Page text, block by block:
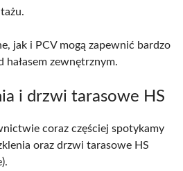
jak i PCV mogą zapewnić bardzo
hałasem zewnętrznym.
i drzwi tarasowe HS
coraz częściej spotykamy
oraz drzwi tarasowe HS